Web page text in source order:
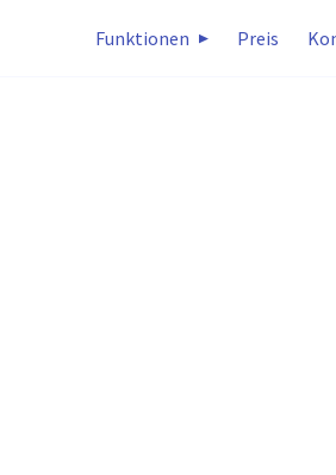
Funktionen Preis